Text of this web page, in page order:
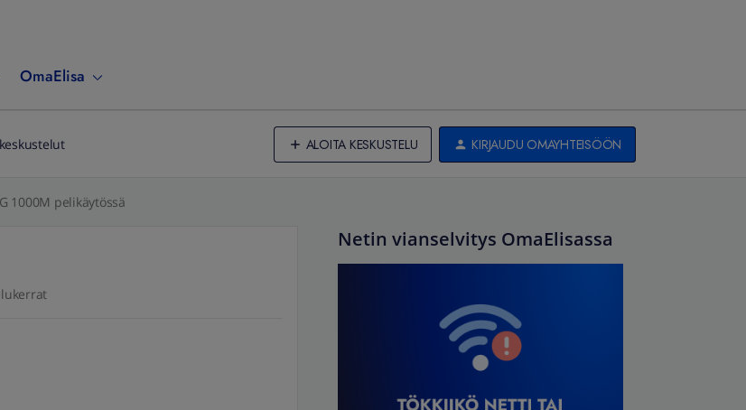
OmaElisa
ALOITA KESKUSTELU KIRJAUDU OMAYHTEISÖÖN
1000M pelikäytössä
Netin vianselvitys OmaElisassa